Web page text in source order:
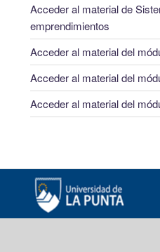
Acceder al material de
emprendimientos
Acceder al material del
Acceder al material del
Acceder al material del